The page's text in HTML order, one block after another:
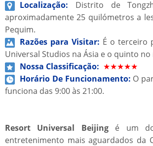
Localização: Distrito de
aproximadamente 25 quilómetros a
Pequim.
Razões para Visitar: É o terceiro
Universal Studios na Ásia e o quinto
Nossa Classificação: ★★★★★
Horário De Funcionamento: O
funciona das 9:00 às 21:00.
Resort Universal Beijingé um
entretenimento mais aguardados da